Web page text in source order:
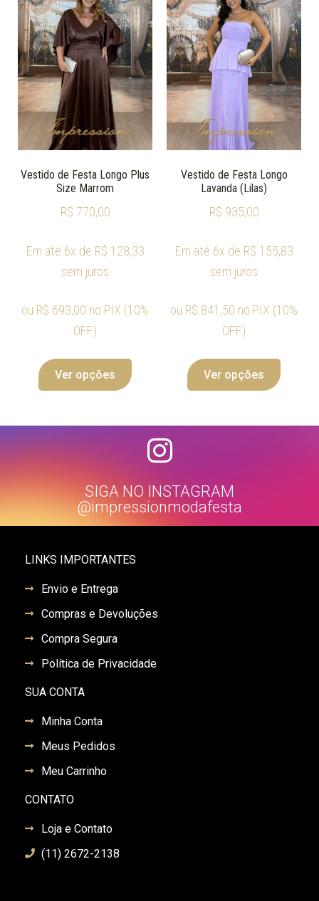
Vestido de Festa Longo Plus
Size Marrom
R$ 770,00
Em até 6x de R$ 128,33
sem juros
ou R$ 693,00 no PIX (10%
OFF)
Ver opções
Vestido de Festa Longo
Lavanda (Lilas)
R$ 935,00
Em até 6x de R$ 155,83
sem juros
ou R$ 841,50 no PIX (10%
OFF)
Ver opções
SIGA NO INSTAGRAM
@impressionmodafesta
LINKS IMPORTANTES
Envio e Entrega
Compras e Devoluções
Compra Segura
Política de Privacidade
SUA CONTA
Minha Conta
Meus Pedidos
Meu Carrinho
CONTATO
Loja e Contato
(11) 2672-2138